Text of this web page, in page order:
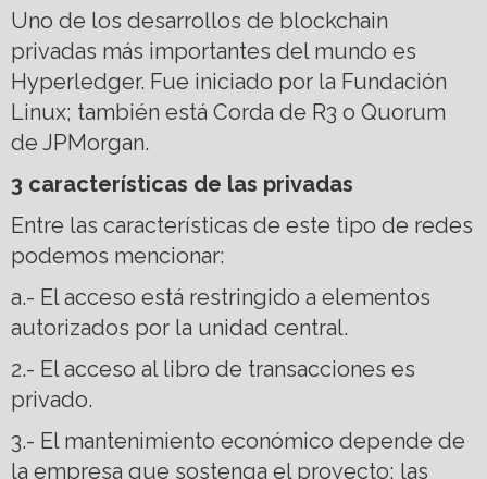
Uno de los desarrollos de blockchain
privadas más importantes del mundo es
Hyperledger. Fue iniciado por la Fundación
Linux; también está Corda de R3 o Quorum
de JPMorgan.
3 características de las privadas
Entre las características de este tipo de redes
podemos mencionar:
a.- El acceso está restringido a elementos
autorizados por la unidad central.
2.- El acceso al libro de transacciones es
privado.
3.- El mantenimiento económico depende de
la empresa que sostenga el proyecto; las